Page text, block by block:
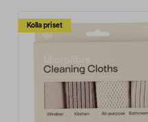
Kolla priset